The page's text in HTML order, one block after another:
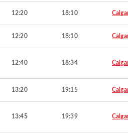
12:20 18:10
12:20 18:10
12:40 18:34
13:20 19:15
13:45 19:39